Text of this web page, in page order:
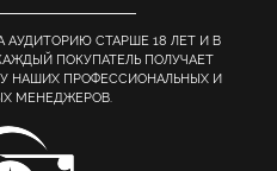
СТАРШЕ 18 ЛЕТ И В
ПОКУПАТЕЛЬ ПОЛУЧАЕТ
НАШИХ ПРОФЕССИОНАЛЬНЫХ И
МЕНЕДЖЕРОВ.